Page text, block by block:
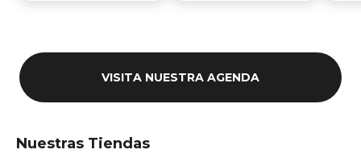
VISITA NUESTRA AGENDA
Nuestras Tiendas